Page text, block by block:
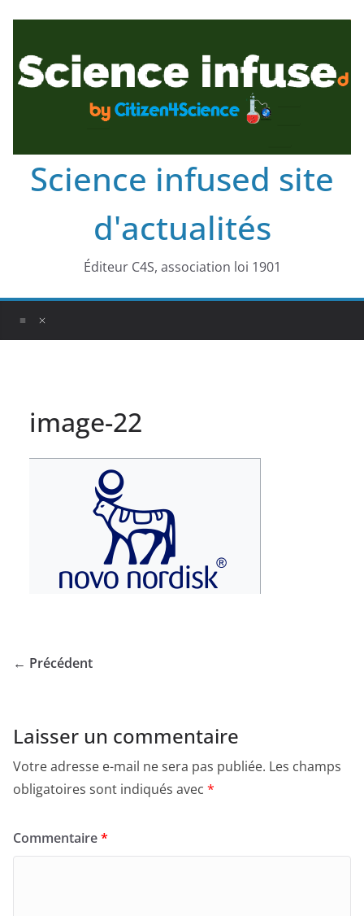
Science infused site
d'actualités
Éditeur C4S, association loi 1901
image-22
← Précédent
Laisser un commentaire
Votre adresse e-mail ne sera pas publiée. Les champs
obligatoires sont indiqués avec *
Commentaire*